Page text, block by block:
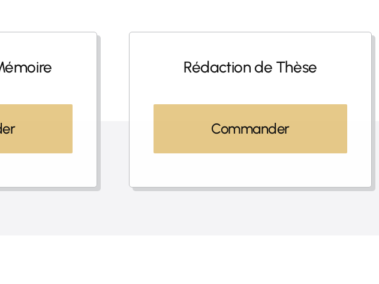
Rédaction de Thèse
Commander